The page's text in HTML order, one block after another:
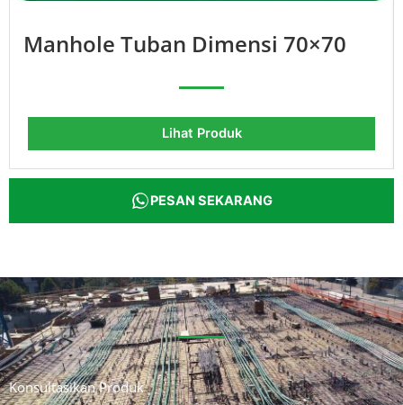
Manhole Tuban Dimensi 70×70
Lihat Produk
PESAN SEKARANG
Konsultasikan Produk